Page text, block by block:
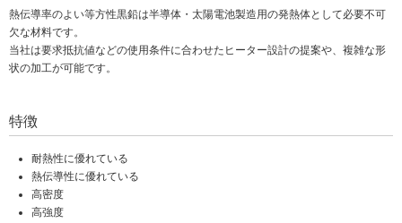
熱伝導率のよい等方性黒鉛は半導体・太陽電池製造用の発熱体として必要不可
欠な材料です。
当社は要求抵抗値などの使用条件に合わせたヒーター設計の提案や、複雑な形
状の加工が可能です。
特徴
耐熱性に優れている
熱伝導性に優れている
高密度
高強度